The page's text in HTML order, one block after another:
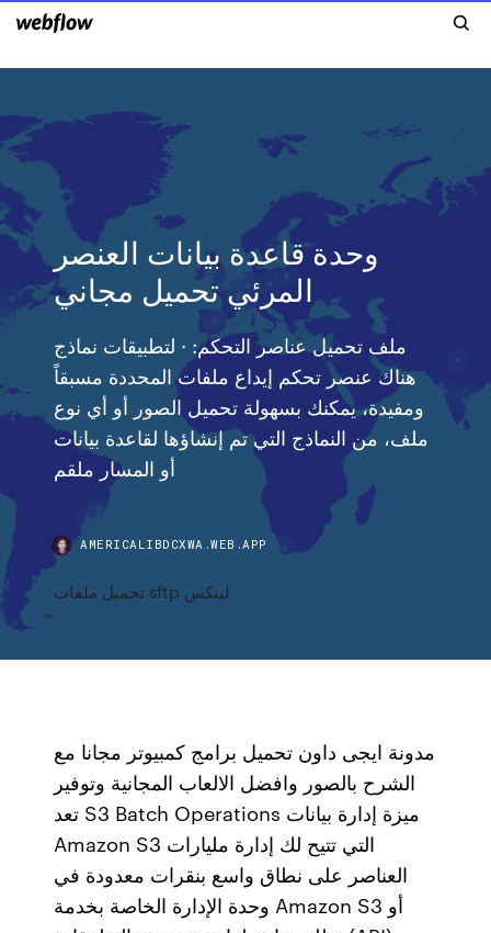
وحدة قاعدة بيانات العنصر
المرئي تحميل مجاني
ملف تحميل عناصر التحكم: · لتطبيقات نماذج
هناك عنصر تحكم إيداع ملفات المحددة مسبقاً
ومفيدة، يمكنك بسهولة تحميل الصور أو أي نوع
ملف، من النماذج التي تم إنشاؤها لقاعدة بيانات
أو المسار ملقم
AMERICALIBDCXWA.WEB.APP
تحميل ملفات sftp لينكس
مدونة ايجى داون تحميل برامج كمبيوتر مجانا مع
الشرح بالصور وافضل الالعاب المجانية وتوفير
تعد S3 Batch Operations ميزة إدارة بيانات
Amazon S3 التي تتيح لك إدارة مليارات
العناصر على نطاق واسع بنقرات معدودة في
وحدة الإدارة الخاصة بخدمة Amazon S3 أو